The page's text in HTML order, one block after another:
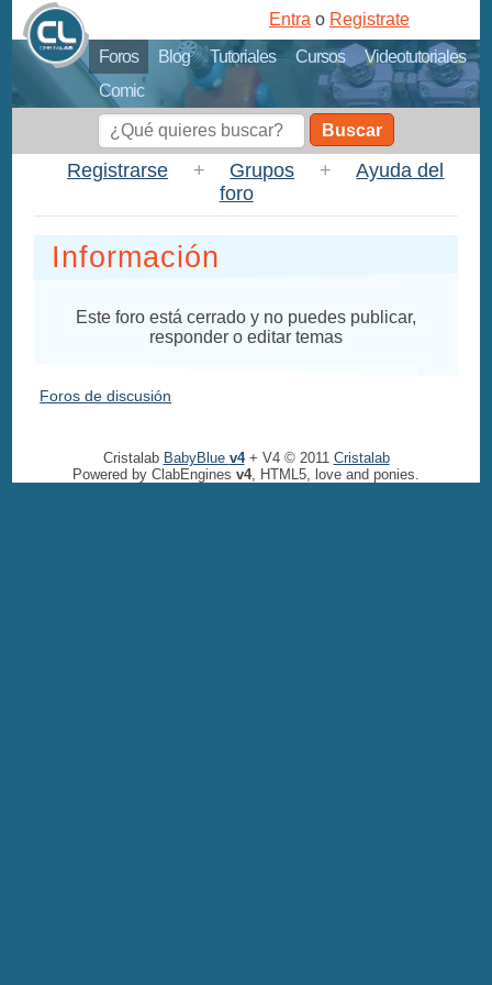
Foros Blog Tutoriales Cursos
Videotutoriales
Comic
Entra o Registrate
Buscar
Registrarse + Grupos +
Ayuda del
foro
Información
Este foro está cerrado y no puedes publicar,
responder o editar temas
Foros de discusión
Cristalab BabyBlue v4+ V4 © 2011 Cristalab
Powered by ClabEngines v4, HTML5, love and ponies.